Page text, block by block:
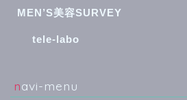
MEN’S美容SURVEY
tele-labo
navi-menu